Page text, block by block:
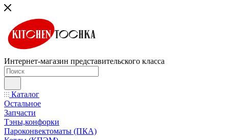
Интернет-магазин представительского класса
Каталог
Остальное
Запчасти
Тэны,конфорки
Пароконвектоматы (ПКА)